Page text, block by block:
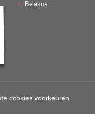
Belakos
cookies voorkeuren